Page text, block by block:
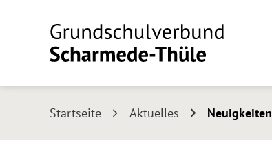
Startseite Aktuelles Neuigkeiten